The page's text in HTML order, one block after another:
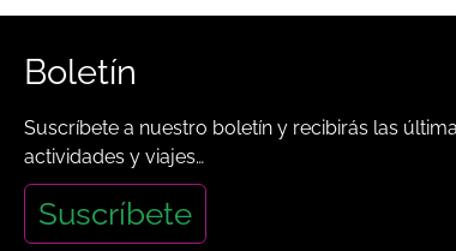
Boletín
Suscríbete a nuestro boletín y recibirás las
actividades y viajes…
Suscríbete